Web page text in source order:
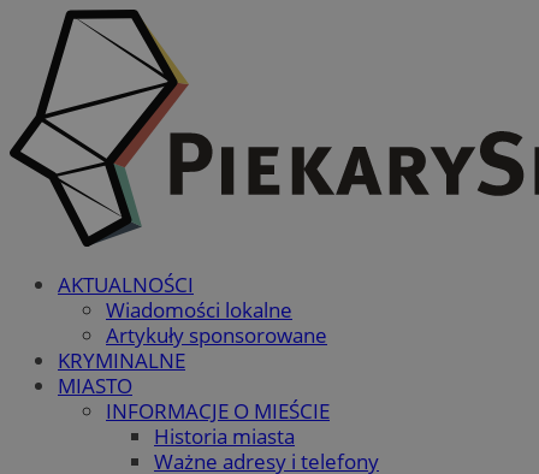
AKTUALNOŚCI
Wiadomości lokalne
Artykuły sponsorowane
KRYMINALNE
MIASTO
INFORMACJE O MIEŚCIE
Historia miasta
Ważne adresy i telefony